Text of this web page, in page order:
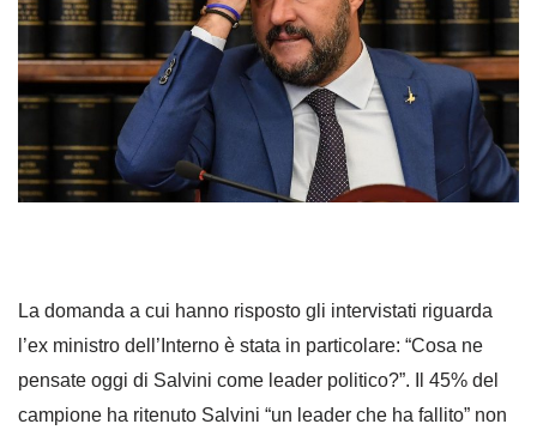
La domanda a cui hanno risposto gli intervistati riguarda
l’ex ministro dell’Interno è stata in particolare: “Cosa ne
pensate oggi di Salvini come leader politico?”. I
l 45% del
campione ha ritenuto Salvini “un leader che ha fallito” non